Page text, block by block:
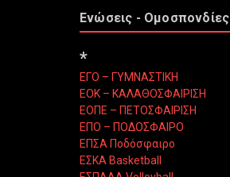
Ενώσεις - Ομοσπονδίες
*
ΕΓΟ – ΓΥΜΝΑΣΤΙΚΗ
ΕΟΚ – ΚΑΛΑΘΟΣΦΑΙΡΙΣΗ
ΕΟΠΕ – ΠΕΤΟΣΦΑΙΡΙΣΗ
ΕΠΟ – ΠΟΔΟΣΦΑΙΡΟ
ΕΠΣΑ Ποδόσφαιρο
ΕΣΚΑ Basketball